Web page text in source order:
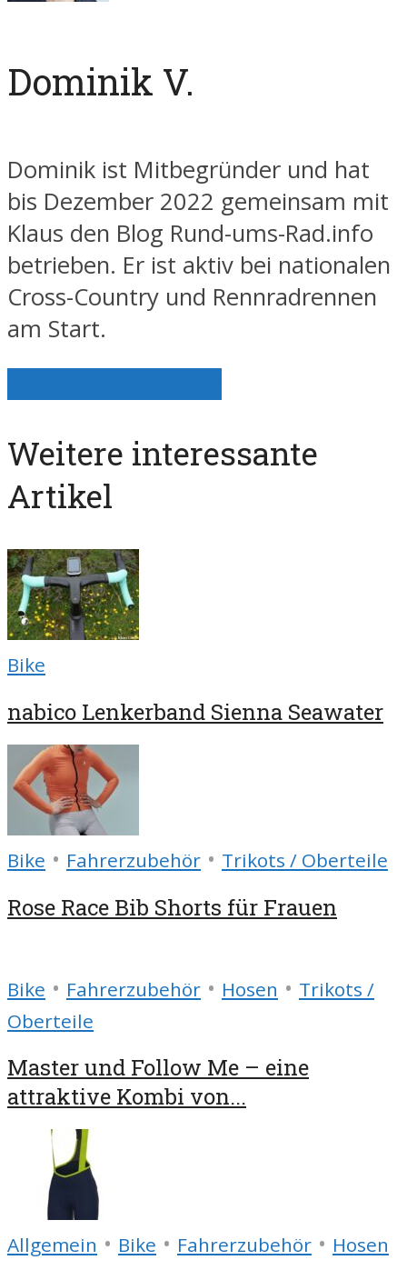
Dominik V.
Dominik ist Mitbegründer und hat
bis Dezember 2022 gemeinsam mit
Klaus den Blog Rund-ums-Rad.info
betrieben. Er ist aktiv bei nationalen
Cross-Country und Rennradrennen
am Start.
Weitere interessante
Artikel
Bike
nabico Lenkerband Sienna Seawater
Bike • Fahrerzubehör • Trikots / Oberteile
Rose Race Bib Shorts für Frauen
Bike • Fahrerzubehör • Hosen • Trikots /
Oberteile
Master und Follow Me – eine
attraktive Kombi von...
Allgemein • Bike • Fahrerzubehör • Hosen